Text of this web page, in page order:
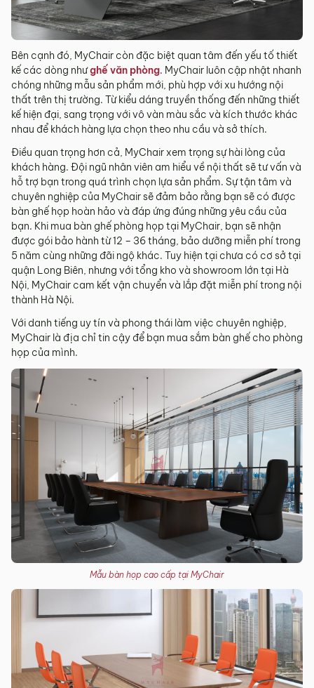
Bên cạnh đó, MyChair còn đặc biệt quan tâm đến yếu tố thiết
kế các dòng nhưghế văn phòng. MyChair luôn cập nhật nhanh
chóng những mẫu sản phẩm mới, phù hợp với xu hướng nội
thất trên thị trường. Từ kiểu dáng truyền thống đến những thiết
kế hiện đại, sang trọng với vô vàn màu sắc và kích thước khác
nhau để khách hàng lựa chọn theo nhu cầu và sở thích.
Điều quan trọng hơn cả, MyChair xem trọng sự hài lòng của
khách hàng. Đội ngũ nhân viên am hiểu về nội thất sẽ tư vấn và
hỗ trợ bạn trong quá trình chọn lựa sản phẩm. Sự tận tâm và
chuyên nghiệp của MyChair sẽ đảm bảo rằng bạn sẽ có được
bàn ghế họp hoàn hảo và đáp ứng đúng những yêu cầu của
bạn. Khi mua bàn ghế phòng họp tại MyChair, bạn sẽ nhận
được gói bảo hành từ 12 – 36 tháng, bảo dưỡng miễn phí trong
5 năm cùng những đãi ngộ khác. Tuy hiện tại chưa có cơ sở tại
quận Long Biên, nhưng với tổng kho và showroom lớn tại Hà
Nội, MyChair cam kết vận chuyển và lắp đặt miễn phí trong nội
thành Hà Nội.
Với danh tiếng uy tín và phong thái làm việc chuyên nghiệp,
MyChair là địa chỉ tin cậy để bạn mua sắm bàn ghế cho phòng
họp của mình.
Mẫu bàn họp cao cấp tại MyChair